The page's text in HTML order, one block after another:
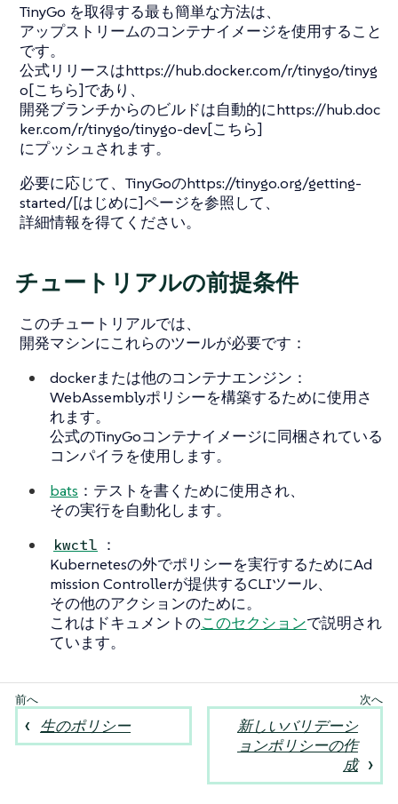
TinyGo を取得する最も簡単な方法は、
アップストリームのコンテナイメージを使用すること
です。
公式リリースはhttps://hub.docker.com/r/tinygo/tinyg
o[こちら]であり、
開発ブランチからのビルドは自動的にhttps://hub.doc
ker.com/r/tinygo/tinygo-dev[こちら]
にプッシュされます。
必要に応じて、TinyGoのhttps://tinygo.org/getting-
started/[はじめに]ページを参照して、
詳細情報を得てください。
チュートリアルの前提条件
このチュートリアルでは、
開発マシンにこれらのツールが必要です：
dockerまたは他のコンテナエンジン：
WebAssemblyポリシーを構築するために使用さ
れます。
公式のTinyGoコンテナイメージに同梱されている
コンパイラを使用します。
bats ：テストを書くために使用され、
その実行を自動化します。
kwctl ：
Kubernetesの外でポリシーを実行するためにAd
mission Controllerが提供するCLIツール、
その他のアクションのために。
これはドキュメントのこのセクションで説明され
ています。
生のポリシー
新しいバリデーシ
ョンポリシーの作
成